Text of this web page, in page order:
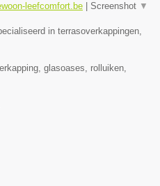
leefcomfort.be Screenshot ▼
in terrasoverkappingen,
glasoases, rolluiken,